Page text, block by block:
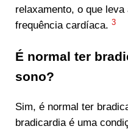
relaxamento, o que
frequência cardíaca. 3
É normal ter
sono?
Sim, é normal ter
bradicardia é uma